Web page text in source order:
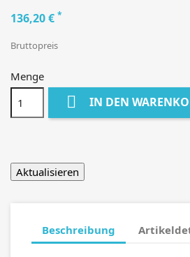
136,20 € *
Bruttopreis
Menge
 IN DEN
Beschreibung